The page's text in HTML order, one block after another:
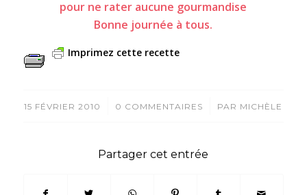
pour ne rater aucune gourmandise
Bonne journée à tous.
Imprimez cette recette
15 FÉVRIER 2010
/ 0 COMMENTAIRES
/ PAR MICHÈLE
Partager cet entrée